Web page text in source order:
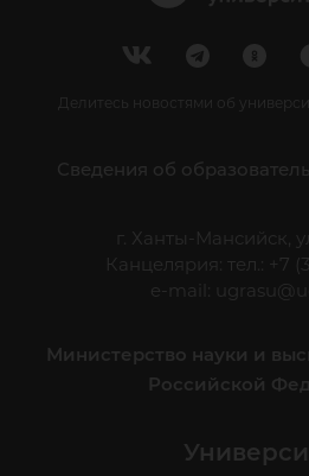
Делитесь новостями об
Сведения об
г. Ханты-Мансийск,
Канцелярия: тел.: +7
e-mail:
Министерство науки и
Российской